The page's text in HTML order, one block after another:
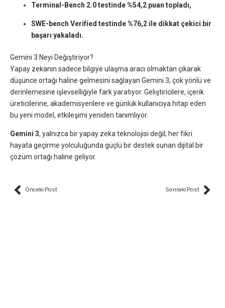
Terminal-Bench 2.0 testinde %54,2 puan topladı,
SWE-bench Verified testinde %76,2 ile dikkat çekici bir
başarı yakaladı.
Gemini 3 Neyi Değiştiriyor?
Yapay zekanın sadece bilgiye ulaşma aracı olmaktan çıkarak
düşünce ortağı haline gelmesini sağlayan Gemini 3, çok yönlü ve
derinlemesine işlevselliğiyle fark yaratıyor. Geliştiricilere, içerik
üreticilerine, akademisyenlere ve günlük kullanıcıya hitap eden
bu yeni model, etkileşimi yeniden tanımlıyor.
Gemini 3, yalnızca bir yapay zeka teknolojisi değil; her fikri
hayata geçirme yolculuğunda güçlü bir destek sunan dijital bir
çözüm ortağı haline geliyor.
Prev
Önceki Post Sonraki Post